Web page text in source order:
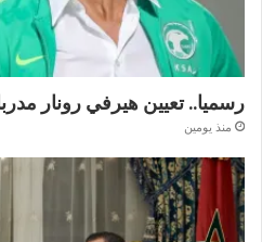
رسميا.. تعيين هيرفي رونار
منذ يومين